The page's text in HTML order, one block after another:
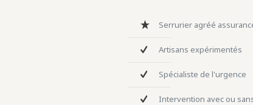
Serrurier agréé
Artisans expérimentés
Spécialiste de l'urgence
Intervention avec ou